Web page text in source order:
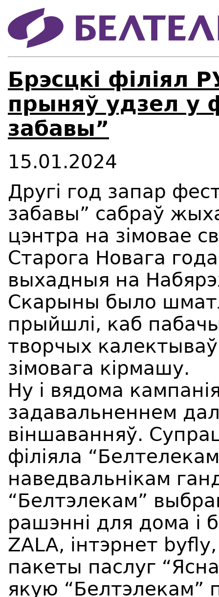
Брэсцкі філіял
прыняў удзел у
забавы”
15.01.2024
Другі год запар
забавы” сабраў
цэнтра на зімовае
Старога Новага
выхадныя на
Скарыны было
прыйшлі, каб
творчых
зімовага кірмашу.
Ну і вядома
задавальненнем
віншаванняў.
філіяла
наведвальнікам
“Белтэлекам”
рашэнні для дома і
ZALA, інтэрнет
пакеты паслуг
якую “Белтэлекам”